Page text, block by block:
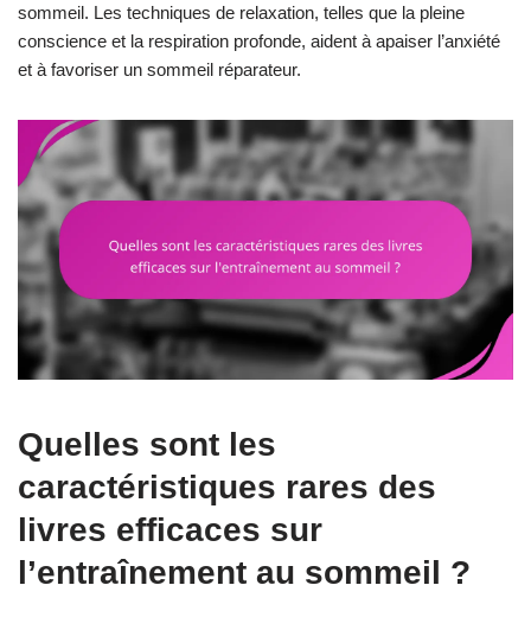
sommeil. Les techniques de relaxation, telles que la pleine
conscience et la respiration profonde, aident à apaiser l’anxiété
et à favoriser un sommeil réparateur.
Quelles sont les
caractéristiques rares des
livres efficaces sur
l’entraînement au sommeil ?